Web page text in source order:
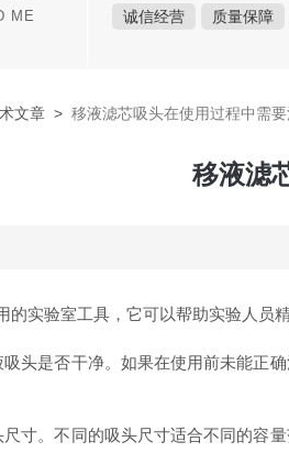
ME 诚信经营 质量保障
文章 > 移液滤芯吸头在使用过程中需
移液滤
的实验室工具，它可以帮助实验人员
是否干净。如果在使用前未能正确
。不同的吸头尺寸适合不同的容量